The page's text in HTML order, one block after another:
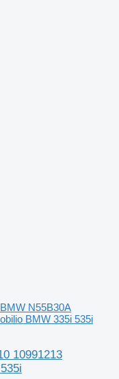
N55B30A
BMW 335i 535i
10991213